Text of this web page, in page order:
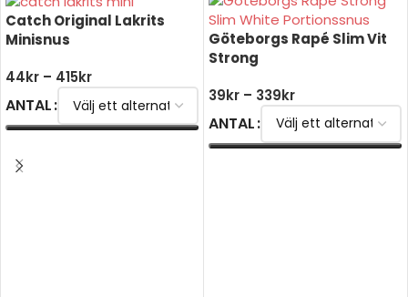
Catch Original Lakrits
Minisnus
44kr – 415kr
ANTAL
Göteborgs Rapé Slim Vit
Strong
39kr – 339kr
ANTAL